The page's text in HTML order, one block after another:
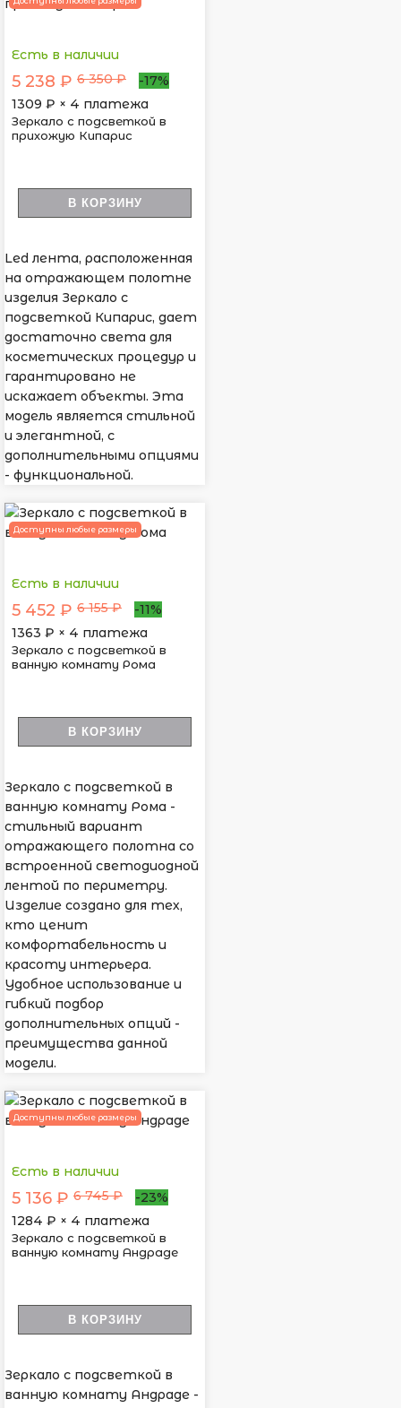
Есть в наличии
5 238 ₽ 6 350 ₽
-17%
1309 ₽ × 4 платежа
Зеркало с подсветкой в
прихожую Кипарис
В КОРЗИНУ
Led лента, расположенная
на отражающем полотне
изделия Зеркало с
подсветкой Кипарис, дает
достаточно света для
косметических процедур и
гарантировано не
искажает объекты. Эта
модель является стильной
и элегантной, с
дополнительными опциями
- функциональной.
Доступны любые размеры
Есть в наличии
5 452 ₽ 6 155 ₽
-11%
1363 ₽ × 4 платежа
Зеркало с подсветкой в
ванную комнату Рома
В КОРЗИНУ
Зеркало с подсветкой в
ванную комнату Рома -
стильный вариант
отражающего полотна со
встроенной светодиодной
лентой по периметру.
Изделие создано для тех,
кто ценит
комфортабельность и
красоту интерьера.
Удобное использование и
гибкий подбор
дополнительных опций -
преимущества данной
модели.
Доступны любые размеры
Есть в наличии
5 136 ₽ 6 745 ₽
-23%
1284 ₽ × 4 платежа
Зеркало с подсветкой в
ванную комнату Андраде
В КОРЗИНУ
Зеркало с подсветкой в
ванную комнату Андраде -